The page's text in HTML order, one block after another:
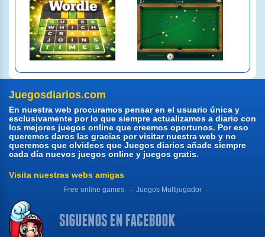
Juegosdiarios.com
En nuestra web procuramos pensar en el usuario única y
esclusivamente por lo que siempre actualizamos a diario con
los mejores juegos online que creemos oportunos. Por eso
queremos daros las gracias por visitar nuestra web y no
queremos que olvideos que Juegos diarios añade siempre
cada día nuevos juegos online y juegos gratis.
Visita nuestras webs amigas
Free online games Juegos Multijugador